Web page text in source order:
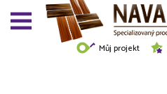
Můj projekt